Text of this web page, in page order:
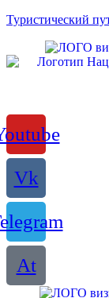
Туристический
Vk
At